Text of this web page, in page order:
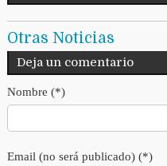
Otras Noticias
Deja un comentario
Nombre (*)
Email (no será publicado) (*)